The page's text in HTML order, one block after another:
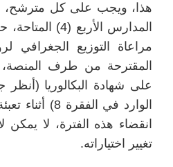
هذا، ويجب على كل مترشح،
المدارس الأربع
مراعاة التوزيع الجغرافي
المقترحة من طرف
على شهادة البكالوريا (أنظر
الوارد في
انقضاء هذه الفترة، لا
تغيير اختياراته.